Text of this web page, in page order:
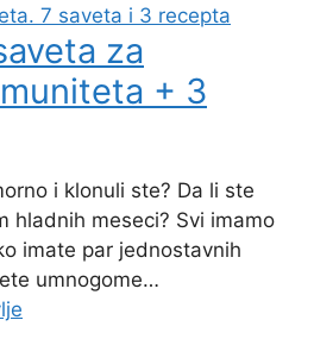
za
+ 3
i klonuli ste? Da li ste
hladnih meseci? Svi imamo
imate par jednostavnih
umnogome…